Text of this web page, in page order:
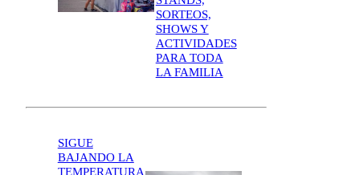
SORTEOS,
SHOWS Y
ACTIVIDADES
PARA TODA
LA FAMILIA
SIGUE
BAJANDO LA
TEMPERATURA